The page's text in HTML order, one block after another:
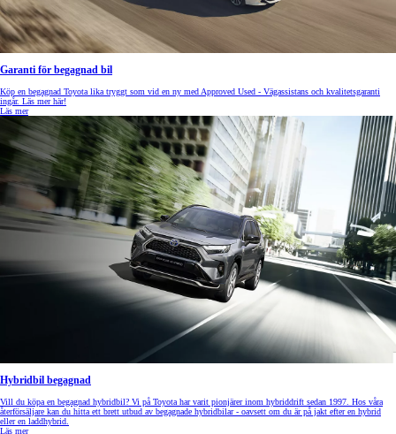
Garanti för begagnad bil
Köp en begagnad Toyota lika tryggt som vid en ny med Approved Used - Vägassistans och kvalitetsgaranti
ingår. Läs mer här!
Läs mer
Hybridbil begagnad
Vill du köpa en begagnad hybridbil? Vi på Toyota har varit pionjärer inom hybriddrift sedan 1997. Hos våra
återförsäljare kan du hitta ett brett utbud av begagnade hybridbilar - oavsett om du är på jakt efter en hybrid
eller en laddhybrid.
Läs mer